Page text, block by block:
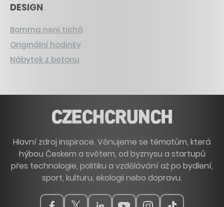
DESIGN
Bomma není tichá
Originální hodinky
Nábytek z betonu
Hlavní zdroj inspirace. Věnujeme se tématům, která
hýbou Českem a světem, od byznysu a startupů
přes technologie, politiku a vzdělávání až po bydlení,
sport, kulturu, ekologii nebo dopravu.